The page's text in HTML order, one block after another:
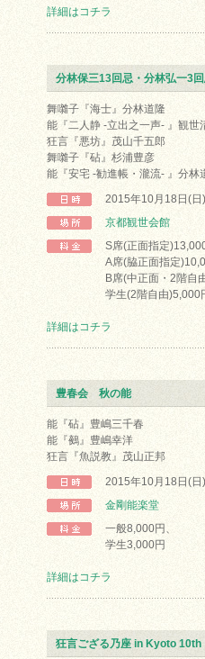
詳細はコチラ
分林保三13回忌・分林弘一3
舞囃子『海士』分林道隆
能『二人静 -立出之一声- 』観世
狂言『悪坊』茂山千五郎
舞囃子『砧』杉浦豊彦
能『安宅 -勧進帳・瀧流- 』分林
2015年10月18日(日
京都観世会館
S席(正面指定)13,000
A席(脇正面指定
B席(中正面・2階自
学生(2階自由)5,000
詳細はコチラ
豊春会 秋の能
能『砧』豊嶋三千春
能『鵺』豊嶋幸洋
狂言『魚説教』茂山正邦
2015年10月18日(日
金剛能楽堂
一般8,000円、
学生3,000円
詳細はコチラ
狂言ござる乃座 in Kyoto 10th